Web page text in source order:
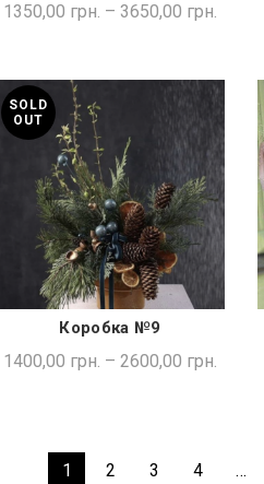
1350,00 грн. – 3650,00 грн.
SOLD
OUT
ШВИДКА ПОКУПКА
Коробка №9
1400,00 грн. – 2600,00 грн.
1 2 3 4 …